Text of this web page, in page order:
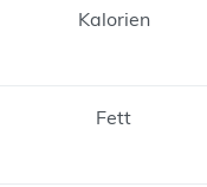
Kalorien
Fett